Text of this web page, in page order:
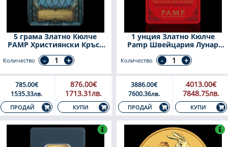
5 грама Златно Кюлче
PAMP Християнски Кръст
Швейцария 2025
Количество
785.00€
1535.33лв.
ПРОДАЙ
876.00€
1713.31лв.
КУПИ
1 унция Златно Кюлче
Pamp Швейцария Лунар
Кон 1000 Mили 2026
Количество
3886.00€
7600.36лв.
ПРОДАЙ
4013.00€
7848.75лв.
КУПИ